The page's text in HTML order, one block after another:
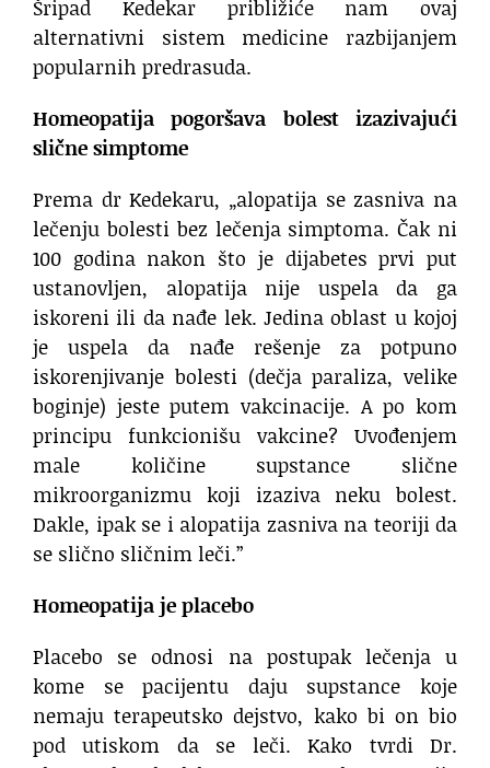
Šripad Kedekar približiće nam ovaj
alternativni sistem medicine razbijanjem
popularnih predrasuda.
Homeopatija pogoršava bolest izazivajući
slične simptome
Prema dr Kedekaru, „alopatija se zasniva na
lečenju bolesti bez lečenja simptoma. Čak ni
100 godina nakon što je dijabetes prvi put
ustanovljen, alopatija nije uspela da ga
iskoreni ili da nađe lek. Jedina oblast u kojoj
je uspela da nađe rešenje za potpuno
iskorenjivanje bolesti (dečja paraliza, velike
boginje) jeste putem vakcinacije. A po kom
principu funkcionišu vakcine? Uvođenjem
male količine supstance slične
mikroorganizmu koji izaziva neku bolest.
Dakle, ipak se i alopatija zasniva na teoriji da
se slično sličnim leči.”
Homeopatija je placebo
Placebo se odnosi na postupak lečenja u
kome se pacijentu daju supstance koje
nemaju terapeutsko dejstvo, kako bi on bio
pod utiskom da se leči. Kako tvrdi Dr.